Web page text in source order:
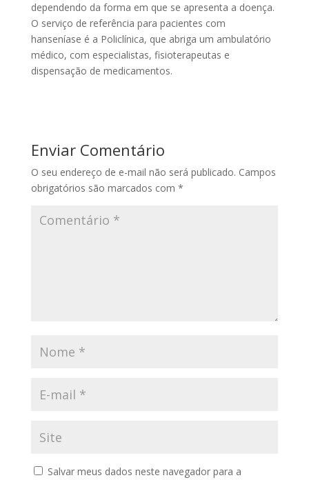
dependendo da forma em que se apresenta a doença.
O serviço de referência para pacientes com
hanseníase é a Policlínica, que abriga um ambulatório
médico, com especialistas, fisioterapeutas e
dispensação de medicamentos.
Enviar Comentário
O seu endereço de e-mail não será publicado. Campos
obrigatórios são marcados com *
Salvar meus dados neste navegador para a